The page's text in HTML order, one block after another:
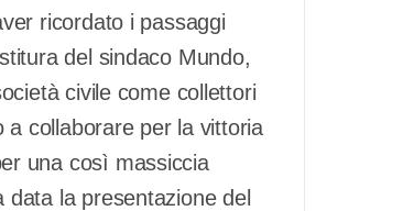
ricordato i passaggi
del sindaco Mundo,
civile come collettori
collaborare per la vittoria
una così massiccia
la presentazione del